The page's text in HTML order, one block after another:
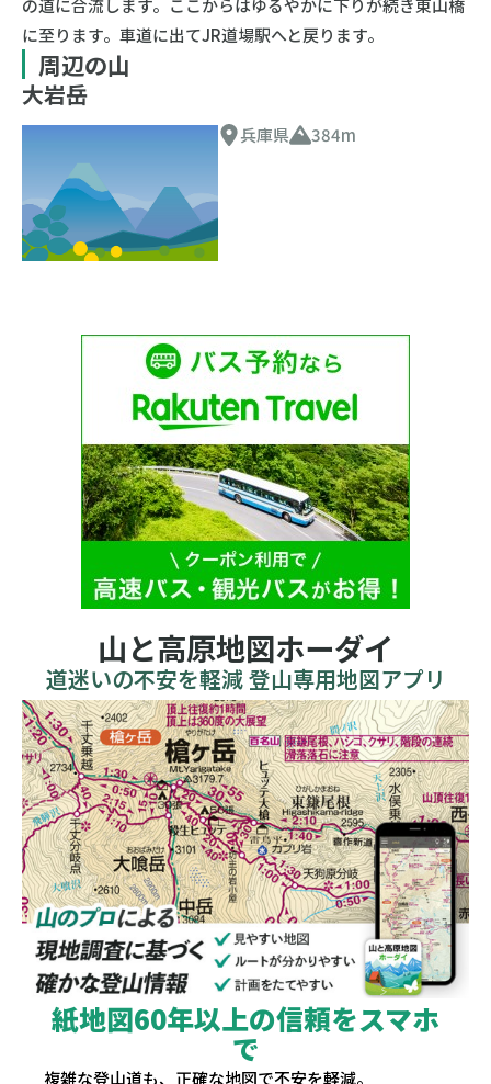
に至ります。車道に出てJR道場駅へと戻ります。
周辺の山
大岩岳
兵庫県 384m
山と高原地図ホーダイ
道迷いの不安を軽減 登山専用地図アプリ
紙地図60年以上の信頼をスマホ
で
複雑な登山道も、正確な地図で不安を軽減。